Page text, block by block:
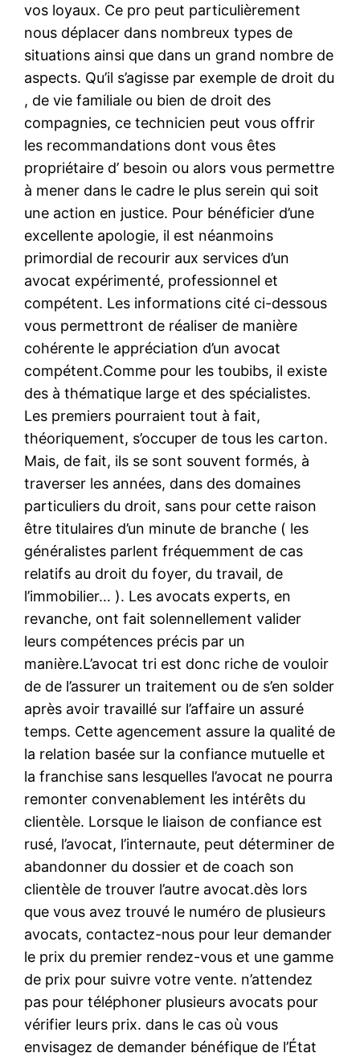
vos loyaux. Ce pro peut particulièrement
nous déplacer dans nombreux types de
situations ainsi que dans un grand nombre de
aspects. Qu’il s’agisse par exemple de droit du
, de vie familiale ou bien de droit des
compagnies, ce technicien peut vous offrir
les recommandations dont vous êtes
propriétaire d’ besoin ou alors vous permettre
à mener dans le cadre le plus serein qui soit
une action en justice. Pour bénéficier d’une
excellente apologie, il est néanmoins
primordial de recourir aux services d’un
avocat expérimenté, professionnel et
compétent. Les informations cité ci-dessous
vous permettront de réaliser de manière
cohérente le appréciation d’un avocat
compétent.Comme pour les toubibs, il existe
des à thématique large et des spécialistes.
Les premiers pourraient tout à fait,
théoriquement, s’occuper de tous les carton.
Mais, de fait, ils se sont souvent formés, à
traverser les années, dans des domaines
particuliers du droit, sans pour cette raison
être titulaires d’un minute de branche ( les
généralistes parlent fréquemment de cas
relatifs au droit du foyer, du travail, de
l’immobilier… ). Les avocats experts, en
revanche, ont fait solennellement valider
leurs compétences précis par un
manière.L’avocat tri est donc riche de vouloir
de de l’assurer un traitement ou de s’en solder
après avoir travaillé sur l’affaire un assuré
temps. Cette agencement assure la qualité de
la relation basée sur la confiance mutuelle et
la franchise sans lesquelles l’avocat ne pourra
remonter convenablement les intérêts du
clientèle. Lorsque le liaison de confiance est
rusé, l’avocat, l’internaute, peut déterminer de
abandonner du dossier et de coach son
clientèle de trouver l’autre avocat.dès lors
que vous avez trouvé le numéro de plusieurs
avocats, contactez-nous pour leur demander
le prix du premier rendez-vous et une gamme
de prix pour suivre votre vente. n’attendez
pas pour téléphoner plusieurs avocats pour
vérifier leurs prix. dans le cas où vous
envisagez de demander bénéfique de l’État